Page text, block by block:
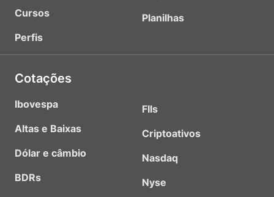
Cursos
Perfis
Planilhas
Cotações
Ibovespa
Altas e Baixas
Dólar e câmbio
BDRs
FIIs
Criptoativos
Nasdaq
Nyse